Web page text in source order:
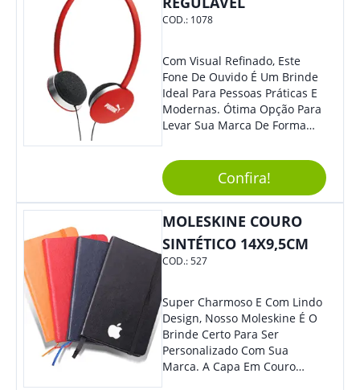
COD.: 1078
Com Visual Refinado, Este
Fone De Ouvido É Um Brinde
Ideal Para Pessoas Práticas E
Modernas. Ótima Opção Para
Levar Sua Marca De Forma
Sua Empresa Em Eventos,
Reuniões Corporativas Ou Até
Mesmo Para Presentear
Colaboradores E Parceiros De
Sua Empresa.
Confira!
MOLESKINE COURO
SINTÉTICO 14X9,5CM
COD.:527
Super Charmoso E Com Lindo
Design, Nosso Moleskine É O
Brinde Certo Para Ser
Personalizado Com Sua
Marca. A Capa Em Couro